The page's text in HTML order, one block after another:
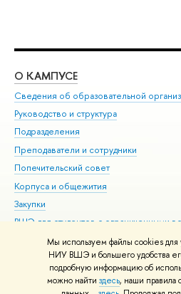
Мы используем файлы cookies для
НИУ ВШЭ и большего удобства
подробную информацию об
можно найти здесь, наши правила
О КАМПУСЕ
Сведения об образовательной
Руководство и структура
Подразделения
Преподаватели и сотрудники
Попечительский совет
Корпуса и общежития
Закупки
ВШЭ для студентов с ограниченными
здоровья и инвалидностью
Версия для слабовидящих
Единая платежная страница